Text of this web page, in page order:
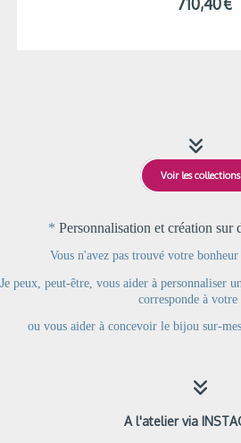

Voir les collections
* Personnalisation et création sur
Vous n'avez pas trouvé votre
Je peux, peut-être, vous aider à personnaliser
corresponde à votre
ou vous aider à concevoir le bijou sur-

A l'atelier via